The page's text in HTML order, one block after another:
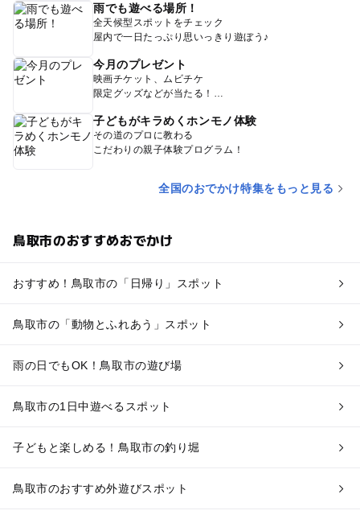
雨でも遊べる場所！
全天候型スポットをチェック
屋内で一日たっぷり思いっきり遊ぼう♪
今月のプレゼント
映画チケット、ムビチケ
限定グッズなどが当たる！
子どもがキラめくホンモノ体験
その道のプロに教わる
こだわりの親子体験プログラム！
全国のおでかけ特集をもっと見る
鳥取市のおすすめおでかけ
おすすめ！鳥取市の「日帰り」スポット
鳥取市の「動物とふれあう」スポット
雨の日でもOK！鳥取市の遊び場
鳥取市の1日中遊べるスポット
子どもと楽しめる！鳥取市の釣り堀
鳥取市のおすすめ外遊びスポット